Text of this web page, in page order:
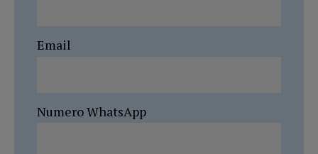
Email
Numero WhatsApp